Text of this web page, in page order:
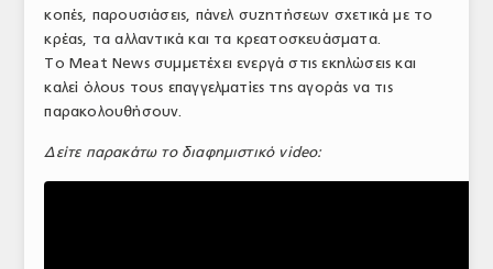
ΕΞΟΠΛΙΣΜΟΣ
ΥΠΗΡΕΣΙΕΣ
ΕΜΠΟΡΙΚΟΙ ΑΝΤΙΠΡΟΣΩΠΟΙ
ΝΟΜΟΘΕΣΙΑ
κοπές, παρουσιάσεις, πάνελ συζητήσεων σχετικά με το
κρέας, τα αλλαντικά και τα κρεατοσκευάσματα.
Το Meat News συμμετέχει ενεργά στις εκηλώσεις και
καλεί όλους τους επαγγελματίες της αγοράς να τις
παρακολουθήσουν.
Δείτε παρακάτω το διαφημιστικό video: